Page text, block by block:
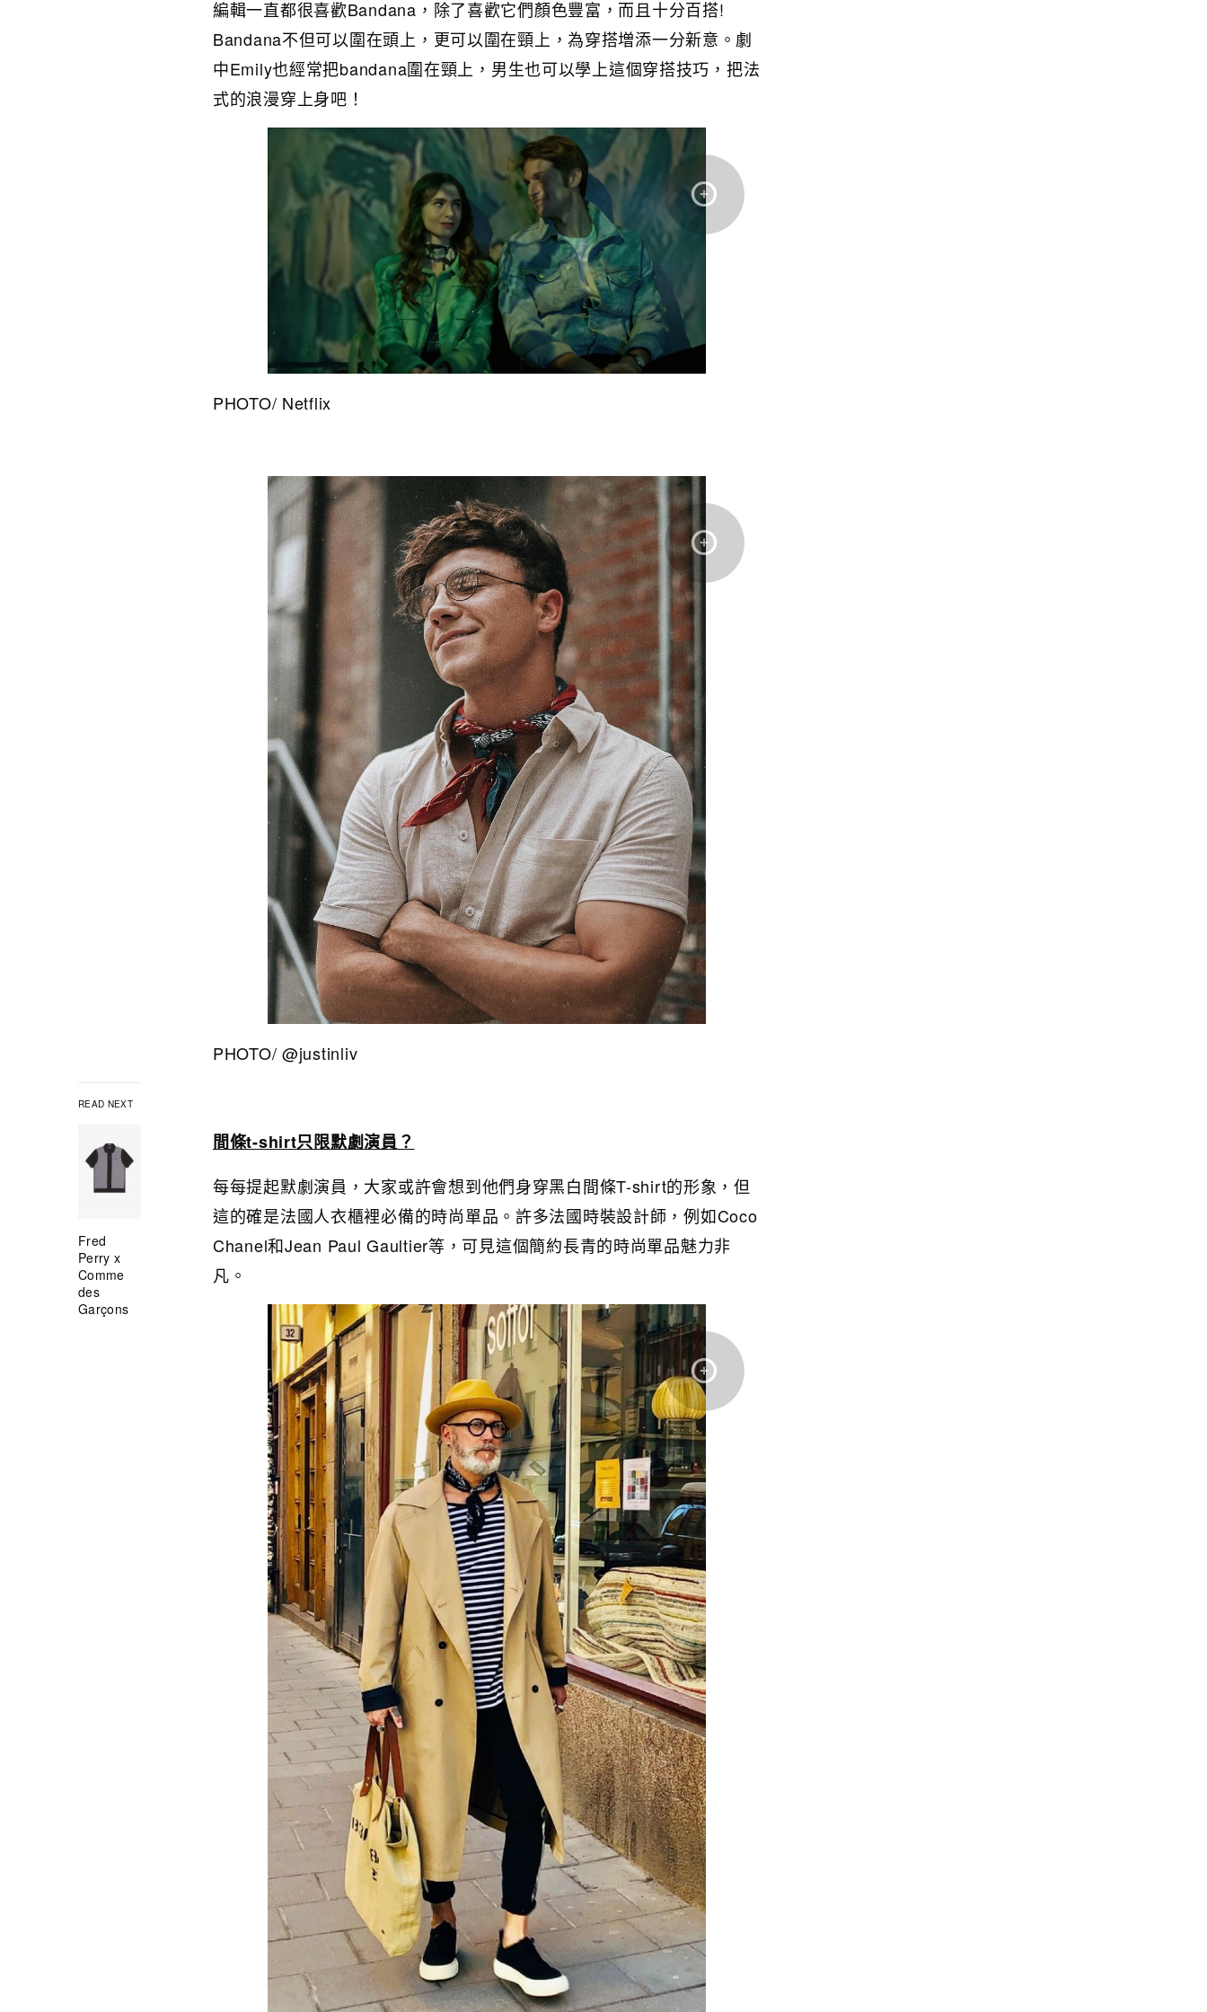
READ NEXT
Fred
Perry x
Comme
des
Garçons
編輯一直都很喜歡Bandana，除了喜歡它們顏色豐富，而且十分百搭!
Bandana不但可以圍在頭上，更可以圍在頸上，為穿搭増添一分新意。劇
中Emily也經常把bandana圍在頸上，男生也可以學上這個穿搭技巧，把法
式的浪漫穿上身吧！
PHOTO/ Netflix
PHOTO/ @justinliv
間條t-shirt只限默劇演員？
每每提起默劇演員，大家或許會想到他們身穿黑白間條T-shirt的形象，但
這的確是法國人衣櫃裡必備的時尚單品。許多法國時裝設計師，例如Coco
Chanel和Jean Paul Gaultier等，可見這個簡約長青的時尚單品魅力非
凡。